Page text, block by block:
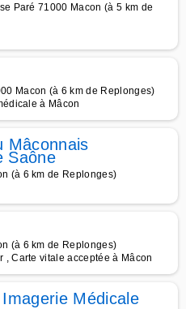
Paré 71000 Macon (à 5 km de
Macon (à 6 km de Replonges)
à Mâcon
Mâconnais
Saône
(à 6 km de Replonges)
(à 6 km de Replonges)
, Carte vitale acceptée à Mâcon
Médicale